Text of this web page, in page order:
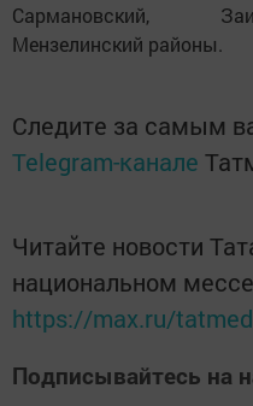
Сармановский,
Мензелинский районы.
Следите за самым
Telegram-канале
Читайте новости
национальном
https://max.ru/
Подписывайтесь на